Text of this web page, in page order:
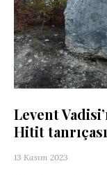
Levent
Hitit
13 Kasım 2023